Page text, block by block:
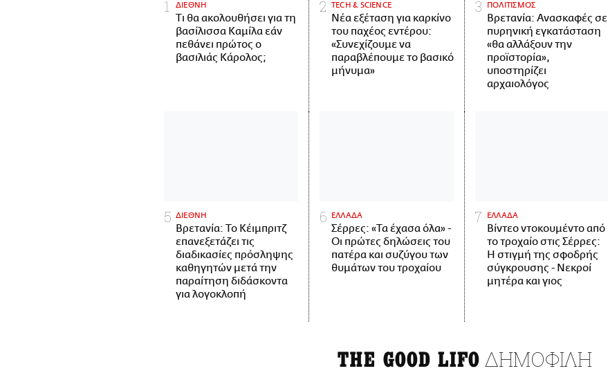
ΔΙΕΘΝΗ
Τι θα ακολουθήσει για τη
βασίλισσα Καμίλα εάν
πεθάνει πρώτος ο
βασιλιάς Κάρολος;
ΤECH & SCIENCE
Νέα εξέταση για καρκίνο
του παχέος εντέρου:
«Συνεχίζουμε να
παραβλέπουμε το βασικό
μήνυμα»
ΠΟΛΙΤΙΣΜΟΣ
Βρετανία: Ανασκαφές σε
πυρηνική εγκατάσταση
«θα αλλάξουν την
προϊστορία»,
υποστηρίζει
αρχαιολόγος
ΔΙΕΘΝΗ
Βρετανία: Το Κέιμπριτζ
επανεξετάζει τις
διαδικασίες πρόσληψης
καθηγητών μετά την
παραίτηση διδάσκοντα
για λογοκλοπή
ΕΛΛΑΔΑ
Σέρρες: «Τα έχασα όλα» -
Οι πρώτες δηλώσεις του
πατέρα και συζύγου των
θυμάτων του τροχαίου
ΕΛΛΑΔΑ
Βίντεο ντοκουμέντο από
το τροχαίο στις Σέρρες:
Η στιγμή της σφοδρής
σύγκρουσης - Νεκροί
μητέρα και γιος
THE GOOD LIFO ΔΗΜΟΦΙΛΗ